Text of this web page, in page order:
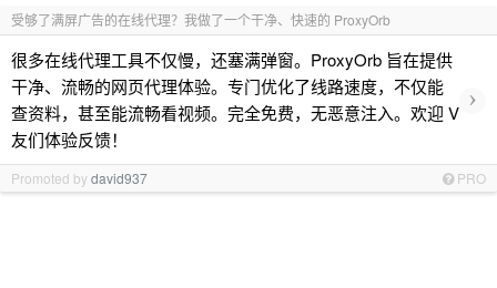
受够了满屏广告的在线代理？我做了一个干净、快速的 ProxyOrb
很多在线代理工具不仅慢，还塞满弹窗。ProxyOrb 旨在提供
干净、流畅的网页代理体验。专门优化了线路速度，不仅能
查资料，甚至能流畅看视频。完全免费，无恶意注入。欢迎 V
友们体验反馈！
›
Promoted bydavid937 PRO